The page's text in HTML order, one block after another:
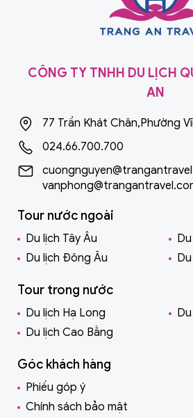
CÔNG TY TNHH DU LỊCH
AN
77 Trần Khát Chân,Phường
024.66.700.700
Tour nước ngoài
Du lịch Tây Âu
Du lịch Đông Âu
Tour trong nước
Du lịch Hạ Long
Du lịch Cao Bằng
Góc khách hàng
Phiếu góp ý
Chính sách bảo mật